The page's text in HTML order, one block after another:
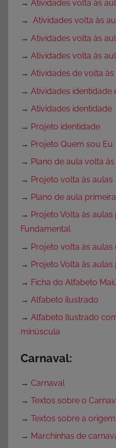
→ Atividades volta às
→ Atividades volta às
→ Atividades volta às
→ Atividades volta às
→ Atividades de volta às
→ Atividades identidade
→ Atividades identidade
→ Projeto identidade
→ Projeto Quem sou Eu
→ Plano de aula volta
→ Projeto volta às aulas
→ Plano de aula
→ Projeto Volta às aulas
Fundamental
→ Projeto volta às aulas
→ Projeto Volta às
→ Ficha do Alfabeto
→ Alfabeto ilustrado
→ Alfabeto Ilustrado
minúscula
Carnaval:
→ Carnaval
→ Textos sobre o
→ Textos sobre a
→ Marchinhas de